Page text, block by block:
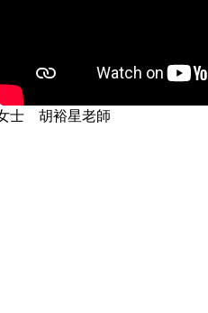
士 胡裕星老師